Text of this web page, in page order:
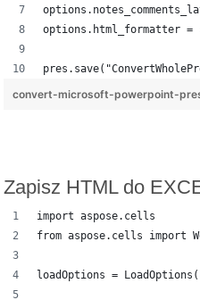
options.html_formatter =
convert-microsoft-powerpoint-
Zapisz HTML do
import aspose.cells
from aspose.cells import
loadOptions =